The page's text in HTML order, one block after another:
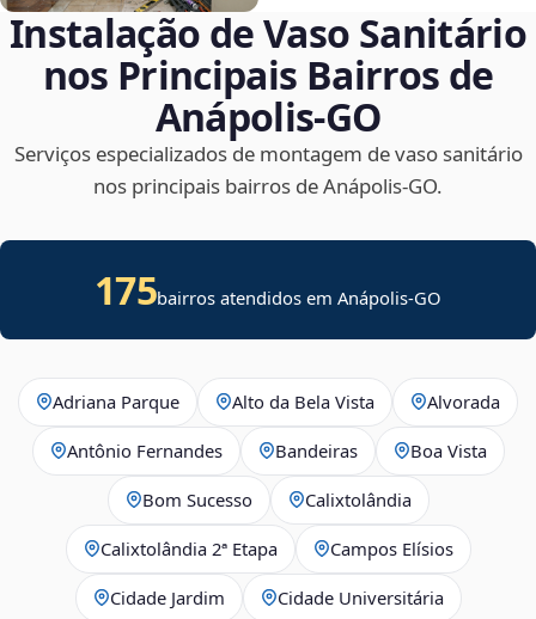
Instalação de Vaso Sanitário
nos Principais Bairros de
Anápolis‑GO
Serviços especializados de montagem de vaso sanitário
nos principais bairros de Anápolis‑GO.
175bairros atendidos em Anápolis-GO
Adriana Parque Alto da Bela Vista Alvorada
Antônio Fernandes Bandeiras Boa Vista
Bom Sucesso Calixtolândia
Calixtolândia 2ª Etapa Campos Elísios
Cidade Jardim Cidade Universitária